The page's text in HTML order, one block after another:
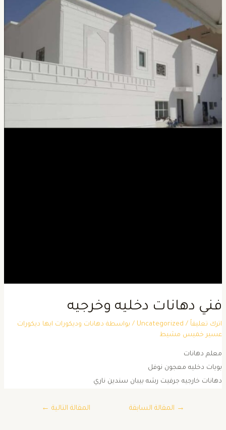
دهانات دخليه وخرجيه
تعليقاً /
Uncategorized/ بواسطة دهانات وديكورات ابها ديكورات
خميس مشيط
دهانات
دخليه معجون نوفل
خارجيه جرفيت رشه بيبان سندين ناري
→المقالة السابقة المقالة التالية←